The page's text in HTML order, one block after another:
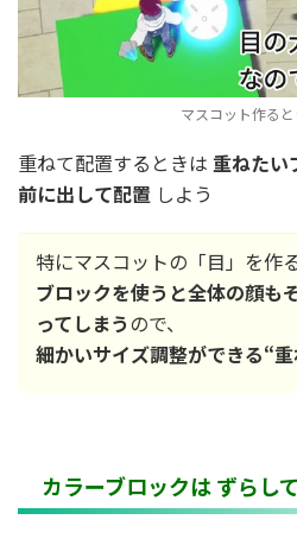
マスコット作る
重ねて配置するときは 重ねたい
前に出して配置 しよう
特にマスコットの「目」を作
ブロックを使うと全体の顔も
ってしまうので、
細かいサイズ調整ができる“
カラーブロックは ずらし